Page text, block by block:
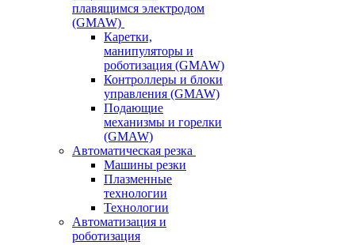
плавящимся электродом
(GMAW)
Каретки,
манипуляторы и
роботизация (GMAW)
Контроллеры и блоки
управления (GMAW)
Подающие
механизмы и горелки
(GMAW)
Автоматическая резка
Машины резки
Плазменные
технологии
Технологии
Автоматизация и
роботизация